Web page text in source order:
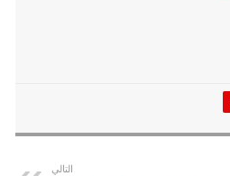
التالي